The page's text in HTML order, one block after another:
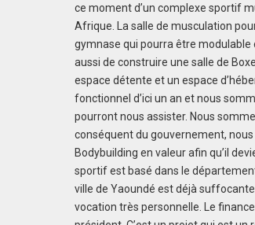
ce moment d’un complexe sportif
Afrique. La salle de musculation
gymnase qui pourra être modulable
aussi de construire une salle de
espace détente et un espace
fonctionnel d’ici un an et nous
pourront nous assister. Nous
conséquent du gouvernement,
Bodybuilding en valeur afin qu’il
sportif est basé dans le
ville de Yaoundé est déjà
vocation très personnelle. Le